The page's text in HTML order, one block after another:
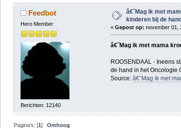
Feedbot
Hero Member
Berichten: 12140
â€˜Mag ik met
kinderen bij de
« Gepost op: november 01,
â€˜Mag ik met mama
ROOSENDAAL - Ineens
de hand in het Oncologie
Source: â€˜Mag ik met
Pagina's: [1]Omhoog